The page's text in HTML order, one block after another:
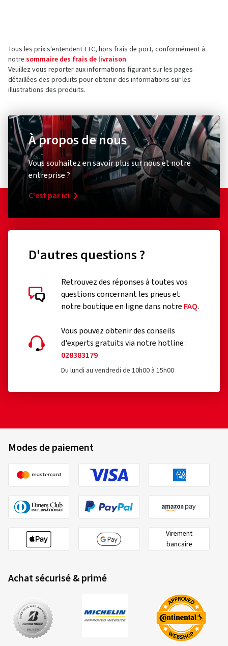
Contact pour la sécurité des produits (pas pour
le service client)
E-mail :info@schwalbe.com
Pompe à vélo
Schwalbe
Standpumpe SKS Air-X-Plorer 10.0
(0)
XLC
Tous les prix s'entendent TTC, hors frais de port, conformément à
notre sommaire des frais de livraison.
Veuillez vous reporter aux informations figurant sur les pages
détaillées des produits pour obtenir des informations sur les
illustrations des produits.
À propos de nous
Vous souhaitez en savoir plus sur nous et notre
entreprise ?
C'est par ici
D'autres questions ?
Retrouvez des réponses à toutes vos
questions concernant les pneus et
notre boutique en ligne dans notre FAQ.
Vous pouvez obtenir des conseils
d'experts gratuits via notre hotline :
028383179
Du lundi au vendredi de 10h00 à 15h00
Modes de paiement
Virement
bancaire
Achat sécurisé & primé